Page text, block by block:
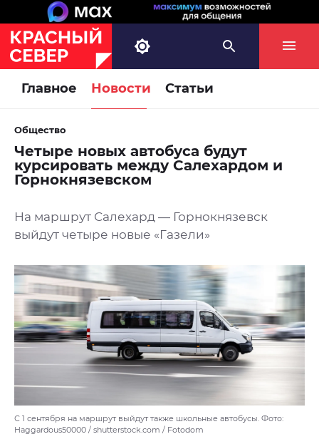
Главное Новости Статьи
Общество
Четыре новых автобуса будут
курсировать между Салехардом и
Горнокнязевском
На маршрут Салехард — Горнокнязевск
выйдут четыре новые «Газели»
С 1 сентября на маршрут выйдут также школьные автобусы. Фото:
Haggardous50000 / shutterstock.com / Fotodom